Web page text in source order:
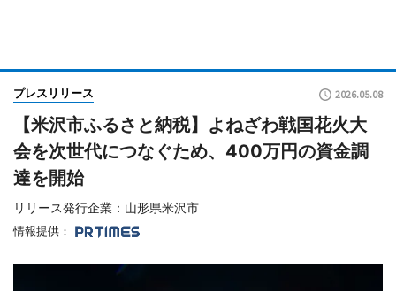
プレスリリース 2026.05.08
【米沢市ふるさと納税】よねざわ戦国花火大
会を次世代につなぐため、400万円の資金調
達を開始
リリース発行企業：山形県米沢市
情報提供：